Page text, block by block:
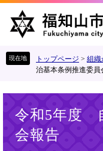
す
し
トップページ > 組織
治基本条例推進委員
令和5年度
会報告